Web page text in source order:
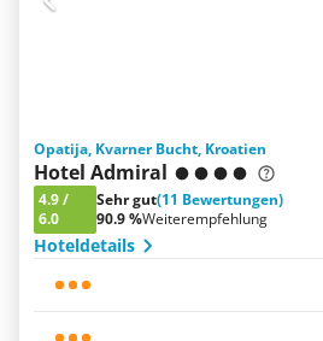
Opatija, Kvarner Bucht, Kroatien
Hotel Admiral
4.9/
6.0
Sehr gut(11 Bewertungen)
90.9 %Weiterempfehlung
Hoteldetails